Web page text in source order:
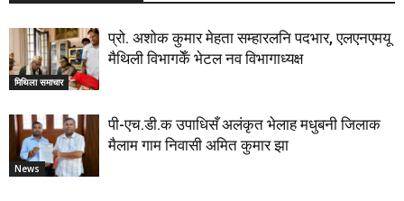
मिथिला समाचार
प्रो. अशोक कुमार मेहता सम्हारलनि पदभार, एलएनएमयू
मैथिली विभागकेँ भेटल नव विभागाध्यक्ष
News
पी-एच.डी.क उपाधिसँ अलंकृत भेलाह मधुबनी जिलाक
मैलाम गाम निवासी अमित कुमार झा